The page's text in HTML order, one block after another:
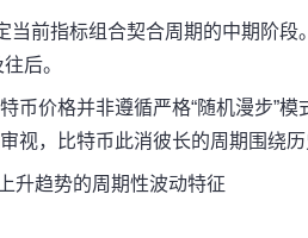
当前指标组合契合周期的中期阶段
后。
币价格并非遵循严格“随机漫步”
视，比特币此消彼长的周期围绕历
升趋势的周期性波动特征